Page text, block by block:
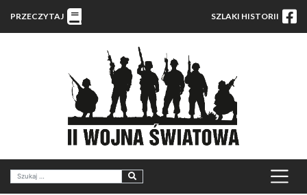
PRZECZYTAJ SZLAKI HISTORII